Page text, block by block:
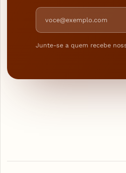
Endereço de e-mail
Junte-se a quem recebe